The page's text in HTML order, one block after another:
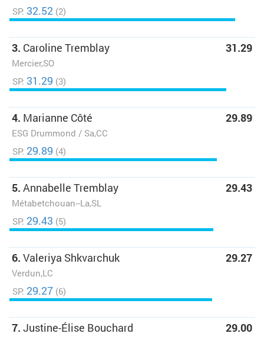
SP: 32.52 (2)
3. Caroline Tremblay
Mercier,SO
31.29
SP: 31.29 (3)
4. Marianne Côté
ESG Drummond / Sa,CC
29.89
SP: 29.89 (4)
5. Annabelle Tremblay
Métabetchouan--La,SL
29.43
SP: 29.43 (5)
6. Valeriya Shkvarchuk
Verdun,LC
29.27
SP: 29.27 (6)
7. Justine-Élise Bouchard 29.00